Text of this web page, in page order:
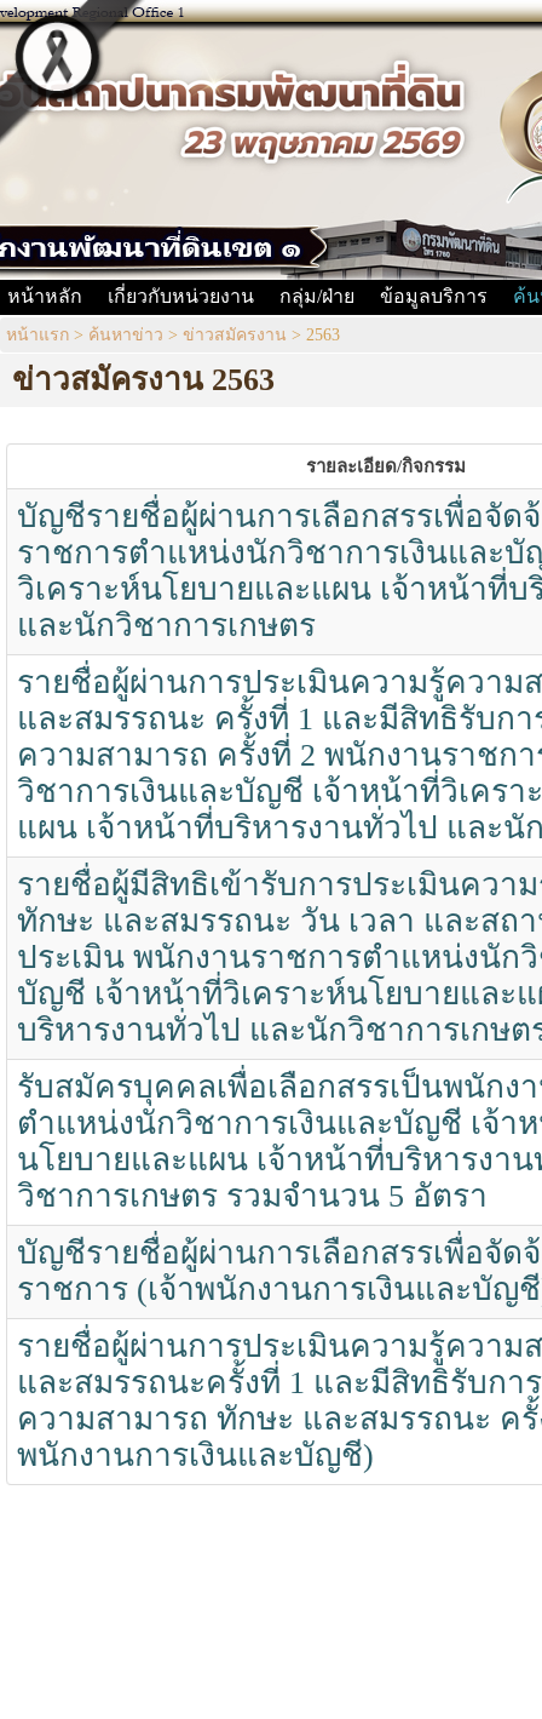
หน้าหลัก เกี่ยวกับหน่วยงาน กลุ่ม/ฝ่าย ข้อมูลบริการ ค้น
หน้าแรก > ค้นหาข่าว > ข่าวสมัครงาน > 2563
ข่าวสมัครงาน 2563
รายละเอียด/กิจกรรม
บัญชีรายชื่อผู้ผ่านการเลือกสรรเพื่อจัด
ราชการตำแหน่งนักวิชาการเงินและบั
วิเคราะห์นโยบายและแผน เจ้าหน้าที่บ
และนักวิชาการเกษตร
รายชื่อผู้ผ่านการประเมินความรู้ความ
และสมรรถนะ ครั้งที่ 1 และมีสิทธิรับก
ความสามารถ ครั้งที่ 2 พนักงานราชก
วิชาการเงินและบัญชี เจ้าหน้าที่วิเครา
แผน เจ้าหน้าที่บริหารงานทั่วไป และนั
รายชื่อผู้มีสิทธิเข้ารับการประเมินควา
ทักษะ และสมรรถนะ วัน เวลา และสถ
ประเมิน พนักงานราชการตำแหน่งนัก
บัญชี เจ้าหน้าที่วิเคราะห์นโยบายและ
บริหารงานทั่วไป และนักวิชาการเกษต
รับสมัครบุคคลเพื่อเลือกสรรเป็นพนักง
ตำแหน่งนักวิชาการเงินและบัญชี เจ้า
นโยบายและแผน เจ้าหน้าที่บริหารงา
วิชาการเกษตร รวมจำนวน 5 อัตรา
บัญชีรายชื่อผู้ผ่านการเลือกสรรเพื่อจัด
ราชการ (เจ้าพนักงานการเงินและบัญ
รายชื่อผู้ผ่านการประเมินความรู้ความ
และสมรรถนะครั้งที่ 1 และมีสิทธิรับกา
ความสามารถ ทักษะ และสมรรถนะ ครั้
พนักงานการเงินและบัญชี)